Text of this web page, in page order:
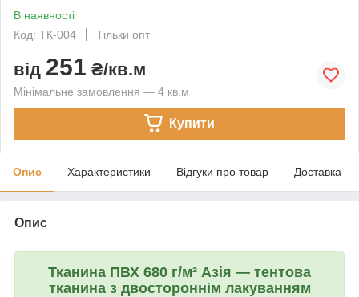
В наявності
Код: ТК-004
Тільки опт
від 251 ₴/кв.м
Мінімальне замовлення — 4 кв.м
Купити
Опис Характеристики Відгуки про товар Доставка
Опис
Тканина ПВХ 680 г/м² Азія — тентова
тканина з двостороннім лакуванням